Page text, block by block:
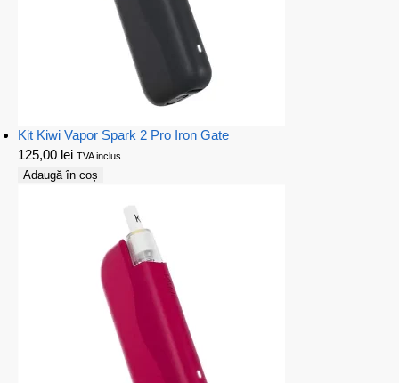
Kit Kiwi Vapor Spark 2 Pro Iron Gate
125,00 lei TVA inclus
Adaugă în coș